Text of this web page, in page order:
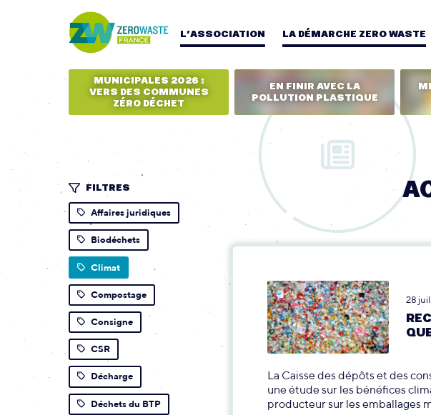
L’ASSOCIATION LA DÉMARCHE ZERO WASTE
MUNICIPALES 2026 :
VERS DES COMMUNES
ZÉRO DÉCHET
EN FINIR AVEC LA
POLLUTION PLASTIQUE
FILTRES
Affaires juridiques
Biodéchets
Climat
Compostage
Consigne
CSR
Décharge
Déchets du BTP
28
La Caisse des dépôts et des
une étude sur les bénéfices
producteur sur les emballages